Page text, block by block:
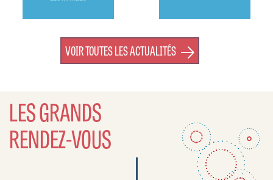
VOIR TOUTES LES ACTUALITÉS
LES GRANDS
RENDEZ-VOUS